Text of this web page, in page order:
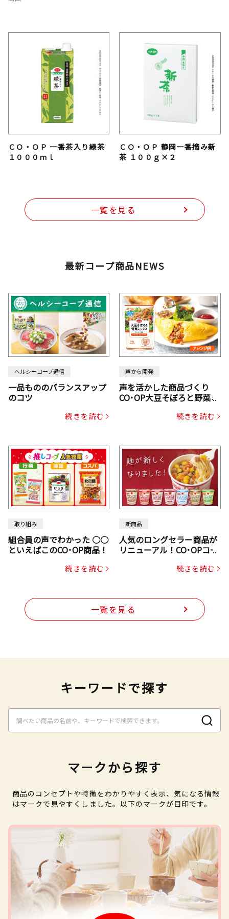
ＣＯ・ＯＰ 一番茶入り緑茶
１０００ｍｌ
ＣＯ・ＯＰ 静岡一番摘み新
茶 １００ｇ×２
一覧を見る
最新コープ商品NEWS
ヘルシーコープ通信
一品もののバランスアップ
のコツ
続きを読む
声から開発
声を活かした商品づくり
CO･OP大豆そぼろと野菜ミ
じん・コーン入り）続きを読む
取り組み
組合員の声でわかった ○○
といえばこのCO･OP商品！
続きを読む
新商品
人気のロングセラー商品が
リニューアル！CO･OPコー
続きを読む
一覧を見る
キーワードで探す
マークから探す
商品のコンセプトや特徴をわかりやすく表示、気になる情報
はマークで見やすくしました。以下のマークが目印です。